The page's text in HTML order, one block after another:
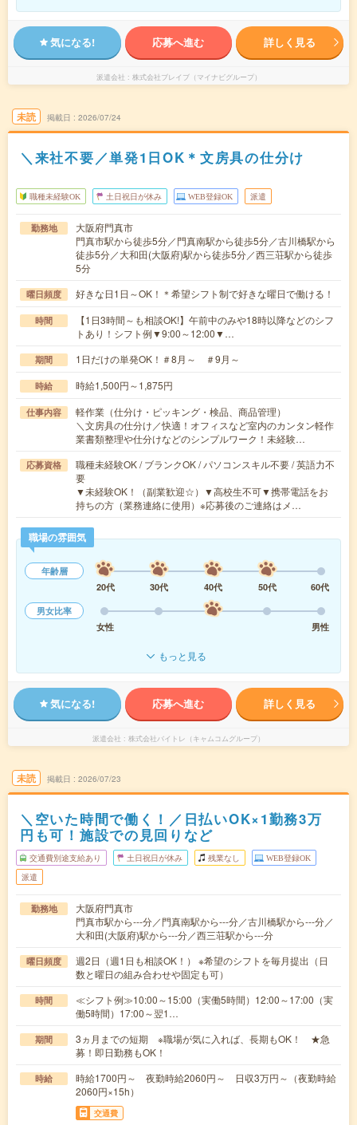
気になる! 応募へ進む 詳しく見る
派遣会社 株式会社ブレイブ（マイナビグループ）
未読 掲載日 2026/07/24
＼来社不要／単発1日OK＊文房具の仕分け
職種未経験OK 土日祝日が休み WEB登録OK 派遣
勤務地
大阪府門真市
門真市駅から徒歩5分／門真南駅から徒歩5分／古川橋駅から
徒歩5分／大和田(大阪府)駅から徒歩5分／西三荘駅から徒歩
5分
曜日頻度 好きな日1日～OK！＊希望シフト制で好きな曜日で働ける！
時間
【1日3時間～も相談OK!】午前中のみや18時以降などのシフ
トあり！シフト例▼9:00～12:00▼…
期間 1日だけの単発OK！＃8月～ ＃9月～
時給 時給1,500円～1,875円
仕事内容
軽作業（仕分け・ピッキング・検品、商品管理）
＼文房具の仕分け／快適！オフィスなど室内のカンタン軽作
業書類整理や仕分けなどのシンプルワーク！未経験…
応募資格
職種未経験OK / ブランクOK / パソコンスキル不要 / 英語力不
要
▼未経験OK！（副業歓迎☆）▼高校生不可▼携帯電話をお
持ちの方（業務連絡に使用）※応募後のご連絡はメ…
職場の雰囲気
年齢層
20代
30代 40代 50代
60代
男女比率
女性
男性
もっと見る
気になる! 応募へ進む 詳しく見る
派遣会社 株式会社バイトレ（キャムコムグループ）
未読 掲載日 2026/07/23
＼空いた時間で働く！／日払いOK×1勤務3万
円も可！施設での見回りなど
交通費別途支給あり 土日祝日が休み 残業なし WEB登録OK
派遣
勤務地
大阪府門真市
門真市駅から---分／門真南駅から---分／古川橋駅から---分／
大和田(大阪府)駅から---分／西三荘駅から---分
曜日頻度
週2日（週1日も相談OK！） ※希望のシフトを毎月提出（日
数と曜日の組み合わせや固定も可）
時間
≪シフト例≫10:00～15:00（実働5時間）12:00～17:00（実
働5時間）17:00～翌1…
期間
3ヵ月までの短期 ※職場が気に入れば、長期もOK！ ★急
募！即日勤務もOK！
時給
時給1700円～ 夜勤時給2060円～ 日収3万円～（夜勤時給
2060円×15h）
交通費